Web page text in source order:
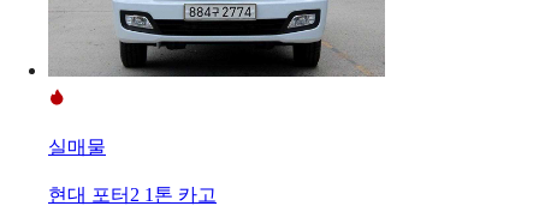
실매물
현대 포터2 1톤 카고